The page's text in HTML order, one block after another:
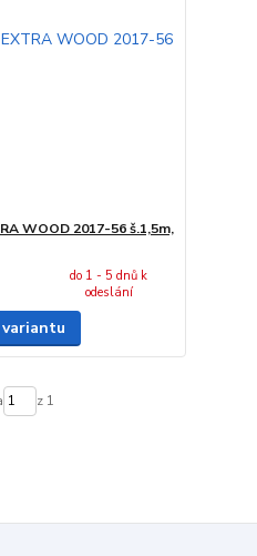
WOOD 2017-56 š.1,5m,
do 1 - 5 dnů k
odeslání
z 1